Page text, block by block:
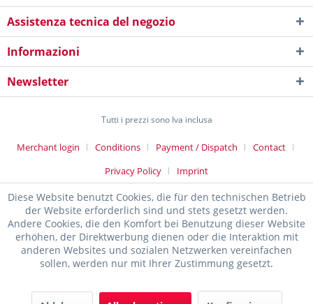
Assistenza tecnica del negozio
Informazioni
Newsletter
Tutti i prezzi sono Iva inclusa
Merchant login Conditions Payment / Dispatch
Contact
Privacy Policy
Imprint
Diese Website benutzt Cookies, die für den technischen Betrieb
der Website erforderlich sind und stets gesetzt werden.
Andere Cookies, die den Komfort bei Benutzung dieser Website
erhöhen, der Direktwerbung dienen oder die Interaktion mit
anderen Websites und sozialen Netzwerken vereinfachen
sollen, werden nur mit Ihrer Zustimmung gesetzt.